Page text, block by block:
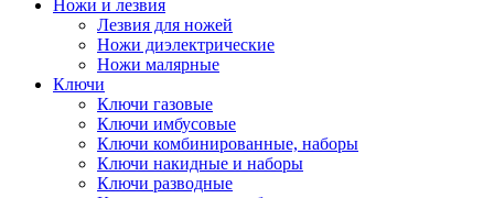
Ножи и лезвия
Лезвия для ножей
Ножи диэлектрические
Ножи малярные
Ключи
Ключи газовые
Ключи имбусовые
Ключи комбинированные, наборы
Ключи накидные и наборы
Ключи разводные